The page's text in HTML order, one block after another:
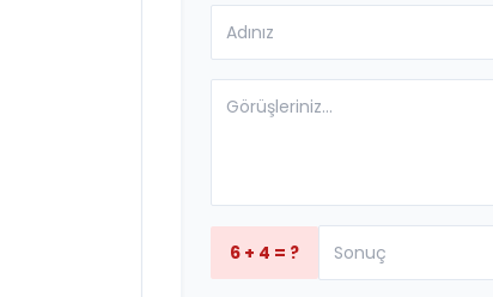
6 + 4 = ?